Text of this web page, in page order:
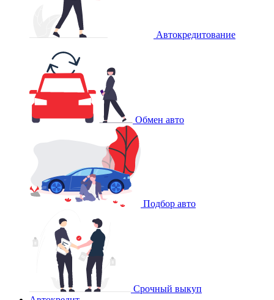
Автокредитование
Обмен авто
Подбор авто
Срочный выкуп